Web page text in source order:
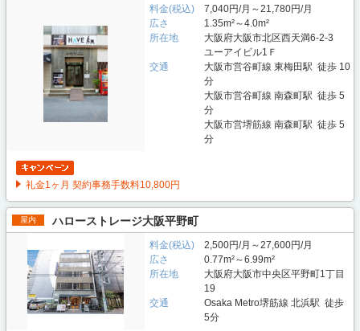
料金(税込)
7,040円/月～21,780円/月
広さ
1.35m²～4.0m²
所在地
大阪府大阪市北区西天満6-2-3
ユーアイビル1Ｆ
交通
大阪市営谷町線 東梅田駅 徒歩 10
分
大阪市営谷町線 南森町駅 徒歩 5
分
大阪市営堺筋線 南森町駅 徒歩 5
分
礼金1ヶ月 契約事務手数料10,800円
屋内 ハローストレージ大阪平野町
料金(税込)
2,500円/月～27,600円/月
広さ
0.77m²～6.99m²
所在地
大阪府大阪市中央区平野町1丁目
19
交通
Osaka Metro堺筋線 北浜駅 徒歩
5分